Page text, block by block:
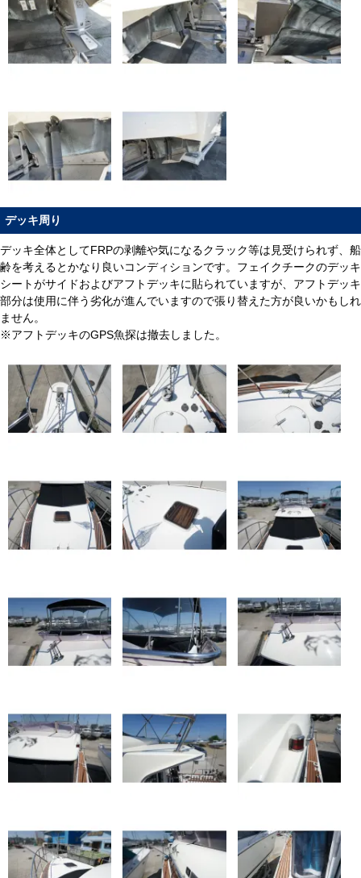
デッキ周り
デッキ全体としてFRPの剥離や気になるクラック等は見受けられず、船
齢を考えるとかなり良いコンディションです。フェイクチークのデッキ
シートがサイドおよびアフトデッキに貼られていますが、アフトデッキ
部分は使用に伴う劣化が進んでいますので張り替えた方が良いかもしれ
ません。
※アフトデッキのGPS魚探は撤去しました。